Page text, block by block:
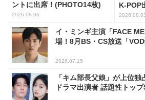
ントに出席！(PHOTO14枚)
2026.08.06
K-POP
イ・ミンギ主演「FACE
場！8月BS・CS放送「
2026.07.15
「キム部長父娘」が上位
ドラマ出演者 話題性トップ